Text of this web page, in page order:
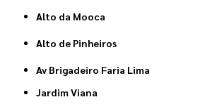
Alto da Mooca
Alto de Pinheiros
Av Brigadeiro Faria Lima
Jardim Viana